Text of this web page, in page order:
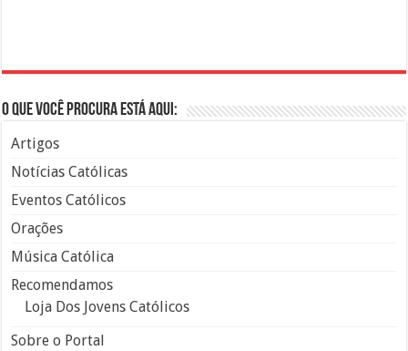
O que você procura está aqui:
Artigos
Notícias Católicas
Eventos Católicos
Orações
Música Católica
Recomendamos
Loja Dos Jovens Católicos
Sobre o Portal